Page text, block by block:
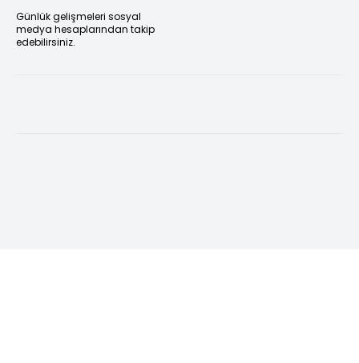
Günlük gelişmeleri sosyal
medya hesaplarından takip
edebilirsiniz.